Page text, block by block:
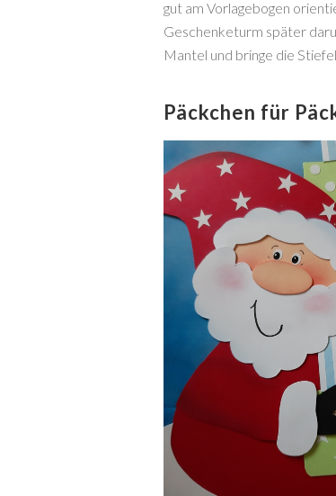
gut am Vorlagebogen
Geschenketurm später
Mantel und bringe die
Päckchen für